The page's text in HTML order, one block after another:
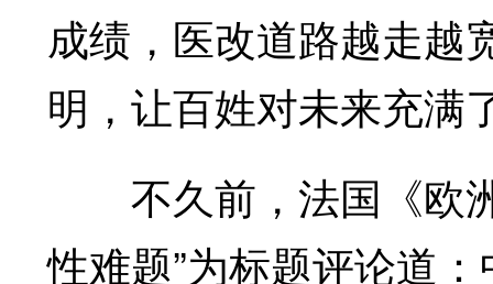
成绩，医改道路越走越
明，让百姓对未来充满
不久前，法国《欧洲
性难题”为标题评论道